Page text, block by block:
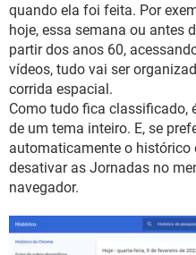
quando ela foi feita. Por
hoje, essa semana ou antes
partir dos anos 60,
vídeos, tudo vai ser
corrida espacial.
Como tudo fica classificado,
de um tema inteiro. E, se
automaticamente o histórico
desativar as Jornadas no
navegador.